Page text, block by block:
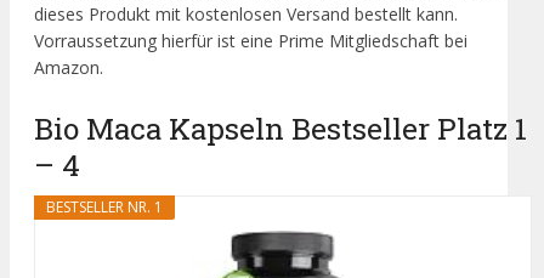
dieses Produkt mit kostenlosen Versand bestellt kann.
Vorraussetzung hierfür ist eine Prime Mitgliedschaft bei
Amazon.
Bio Maca Kapseln Bestseller Platz 1
– 4
BESTSELLER NR. 1